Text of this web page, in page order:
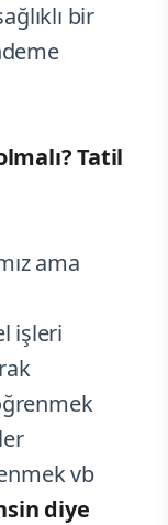
bir
Tatil
ama
işleri
vb
diye